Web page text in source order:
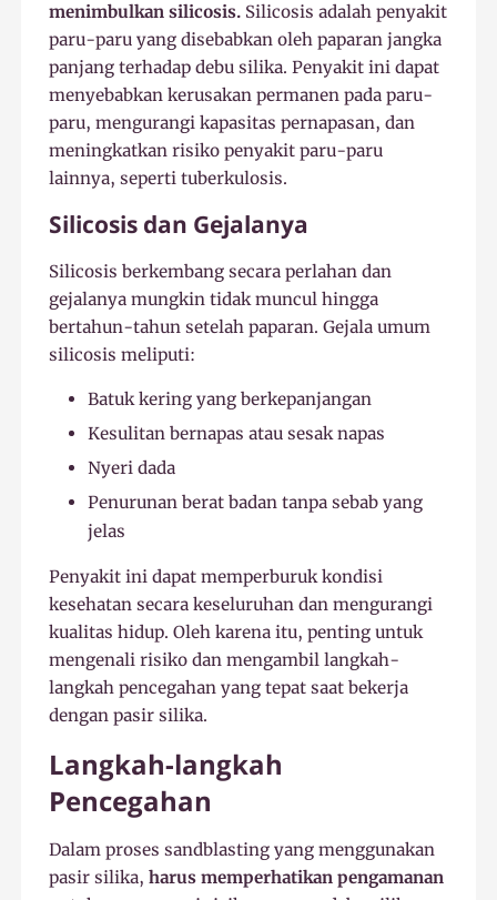
menimbulkan silicosis. Silicosis adalah penyakit
paru-paru yang disebabkan oleh paparan jangka
panjang terhadap debu silika. Penyakit ini dapat
menyebabkan kerusakan permanen pada paru-
paru, mengurangi kapasitas pernapasan, dan
meningkatkan risiko penyakit paru-paru
lainnya, seperti tuberkulosis.
Silicosis dan Gejalanya
Silicosis berkembang secara perlahan dan
gejalanya mungkin tidak muncul hingga
bertahun-tahun setelah paparan. Gejala umum
silicosis meliputi:
Batuk kering yang berkepanjangan
Kesulitan bernapas atau sesak napas
Nyeri dada
Penurunan berat badan tanpa sebab yang
jelas
Penyakit ini dapat memperburuk kondisi
kesehatan secara keseluruhan dan mengurangi
kualitas hidup. Oleh karena itu, penting untuk
mengenali risiko dan mengambil langkah-
langkah pencegahan yang tepat saat bekerja
dengan pasir silika.
Langkah-langkah
Pencegahan
Dalam proses sandblasting yang menggunakan
pasir silika,harus memperhatikan pengamanan